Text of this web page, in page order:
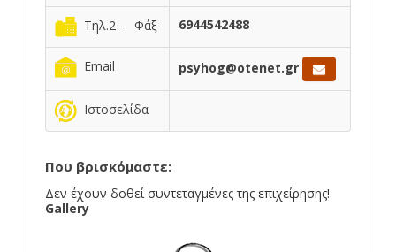
Τηλ.2 - Φάξ 6944542488
Email psyhog@otenet.gr
Ιστοσελίδα
Που βρισκόμαστε:
Δεν έχουν δοθεί συντεταγμένες της επιχείρησης!
Gallery